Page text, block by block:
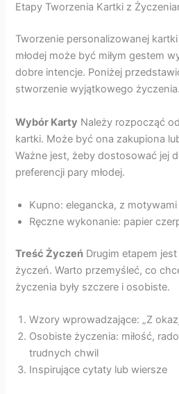
Etapy Tworzenia Kartki z
Tworzenie personalizowanej
młodej może być miłym gestem
dobre intencje. Poniżej
stworzenie wyjątkowego życzenia.
Wybór Karty Należy rozpocząć
kartki. Może być ona zakupiona
Ważne jest, żeby dostosować jej
preferencji pary młodej.
Kupno: elegancka, z
Ręczne wykonanie: papier
Treść Życzeń Drugim etapem
życzeń. Warto przemyśleć, co
życzenia były szczere i osobiste.
Wzory wprowadzające: „Z
Osobiste życzenia: miłość,
trudnych chwil
Inspirujące cytaty lub wiersze